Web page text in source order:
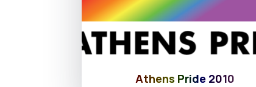
Athens Pride 2010